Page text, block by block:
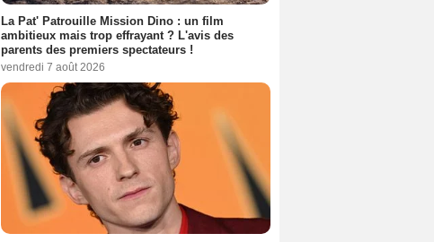
La Pat' Patrouille Mission Dino : un film
ambitieux mais trop effrayant ? L'avis des
parents des premiers spectateurs !
vendredi 7 août 2026